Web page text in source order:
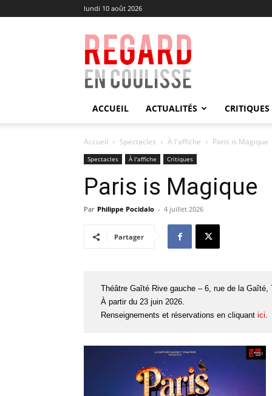
lundi 10 août 2026
Regard
en
Coulisse
ACCUEIL ACTUALITÉS CRITIQUES
Accueil Spectacles À l'affiche Paris is Magique
Spectacles À l'affiche Critiques
Paris is Magique
Par Philippe Pocidalo - 4 juillet 2026
Partager
Théâtre Gaîté Rive gauche – 6, rue de la Gaîté,
À partir du 23 juin 2026.
Renseignements et réservations en cliquant ici.